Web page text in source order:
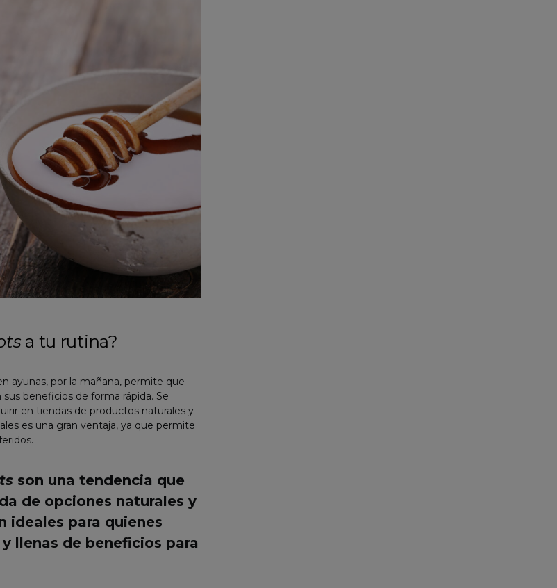
a tu rutina?
ayunas, por la mañana, permite que
beneficios de forma rápida. Se
en tiendas de productos naturales y
es una gran ventaja, ya que permite
son una tendencia que
de opciones naturales y
ideales para quienes
llenas de beneficios para